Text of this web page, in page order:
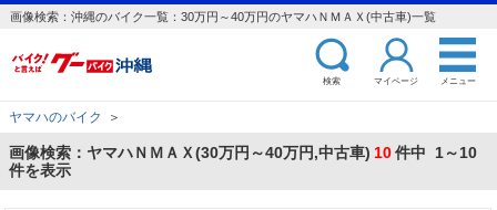
画像検索：沖縄のバイク一覧：30万円～40万円のヤマハＮＭＡＸ(中古車)一覧
検索 マイページ メニュー
ヤマハのバイク ＞
画像検索：ヤマハＮＭＡＸ(30万円～40万円,中古車) 10件中 1～10
件を表示